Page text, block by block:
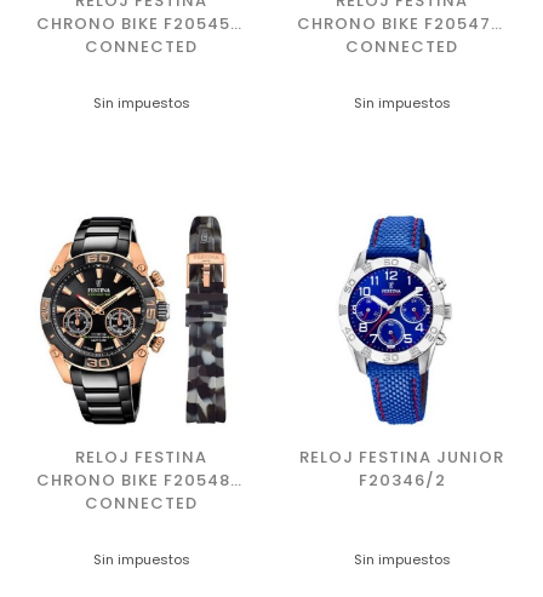
CHRONO BIKE F20545/1
CONNECTED
Sin impuestos
CHRONO BIKE F20547/1
CONNECTED
Sin impuestos
RELOJ FESTINA
CHRONO BIKE F20548/1
CONNECTED
Sin impuestos
RELOJ FESTINA JUNIOR
F20346/2
Sin impuestos